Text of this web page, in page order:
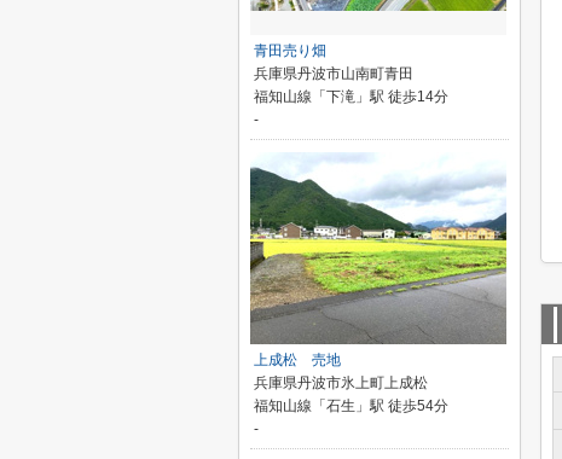
青田売り畑
兵庫県丹波市山南町青田
福知山線「下滝」駅 徒歩14分
-
上成松 売地
兵庫県丹波市氷上町上成松
福知山線「石生」駅 徒歩54分
-